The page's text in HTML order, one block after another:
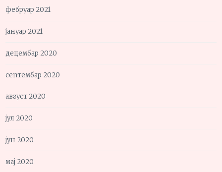
фебруар 2021
јануар 2021
децембар 2020
септембар 2020
август 2020
јул 2020
јун 2020
мај 2020